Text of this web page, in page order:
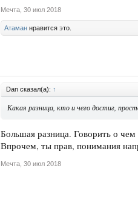
Мечта 30 июл 2018
Атаман нравится это.
Dan сказал(а): ↑
Какая разница, кто и чего достиг,
Большая разница. Говорить о
Впрочем, ты прав, понимания
Мечта 30 июл 2018